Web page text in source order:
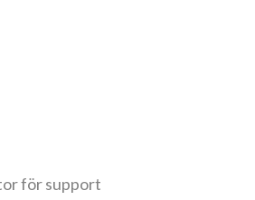
för support